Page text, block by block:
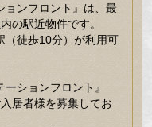
ョンフロント』は、最
の駅近物件です。
（徒歩10分）が利用可
ションフロント』
居者様を募集してお